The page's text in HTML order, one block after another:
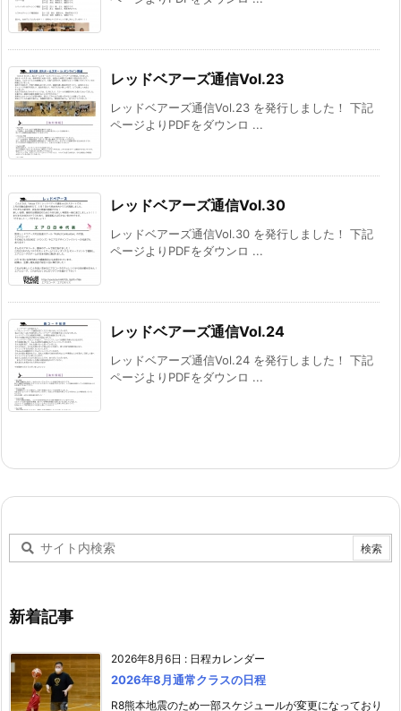
レッドベアーズ通信Vol.23
レッドベアーズ通信Vol.23 を発行しました！ 下記
ページよりPDFをダウンロ ...
レッドベアーズ通信Vol.30
レッドベアーズ通信Vol.30 を発行しました！ 下記
ページよりPDFをダウンロ ...
レッドベアーズ通信Vol.24
レッドベアーズ通信Vol.24 を発行しました！ 下記
ページよりPDFをダウンロ ...
新着記事
2026年8月6日 : 日程カレンダー
2026年8月通常クラスの日程
R8熊本地震のため一部スケジュールが変更になっており